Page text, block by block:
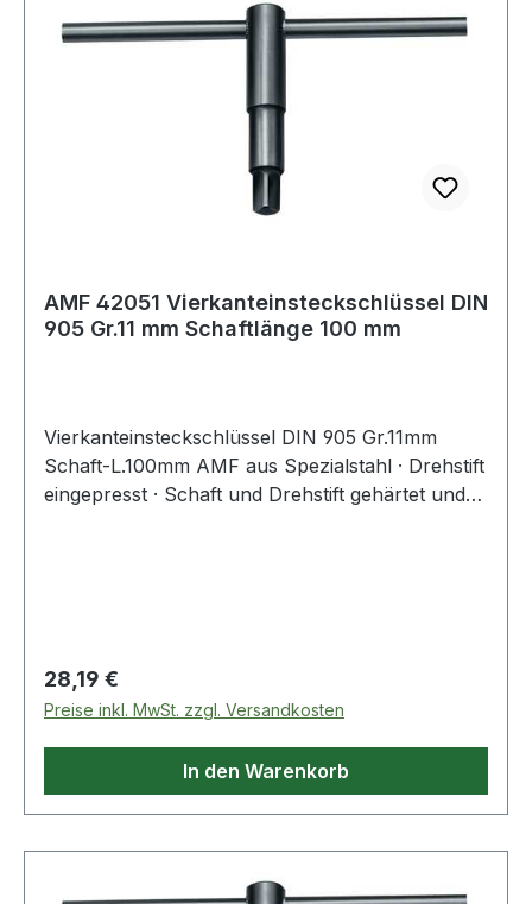
AMF 42051 Vierkanteinsteckschlüssel DIN
905 Gr.11 mm Schaftlänge 100 mm
Vierkanteinsteckschlüssel DIN 905 Gr.11mm
Schaft-L.100mm AMF aus Spezialstahl · Drehstift
eingepresst · Schaft und Drehstift gehärtet und
Regulärer Preis:
28,19 €
Preise inkl. MwSt. zzgl. Versandkosten
In den Warenkorb